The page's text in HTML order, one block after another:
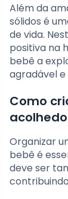
Além da
sólidos é
de vida.
positiva na
bebê a
agradável e
Como
Organizar
bebê é
deve ser